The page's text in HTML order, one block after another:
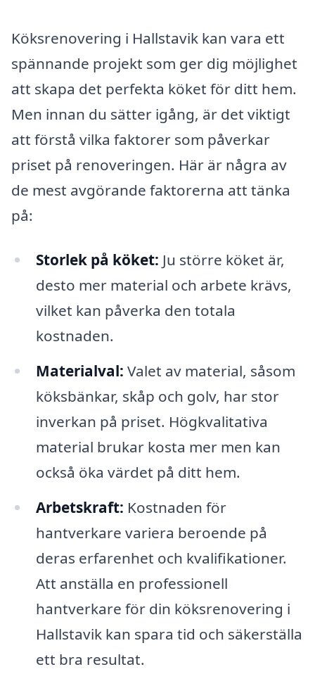
Köksrenovering i Hallstavik kan vara ett
spännande projekt som ger dig möjlighet
att skapa det perfekta köket för ditt hem.
Men innan du sätter igång, är det viktigt
att förstå vilka faktorer som påverkar
priset på renoveringen. Här är några av
de mest avgörande faktorerna att tänka
på:
Storlek på köket: Ju större köket är,
desto mer material och arbete krävs,
vilket kan påverka den totala
kostnaden.
Materialval: Valet av material, såsom
köksbänkar, skåp och golv, har stor
inverkan på priset. Högkvalitativa
material brukar kosta mer men kan
också öka värdet på ditt hem.
Arbetskraft: Kostnaden för
hantverkare variera beroende på
deras erfarenhet och kvalifikationer.
Att anställa en professionell
hantverkare för din köksrenovering i
Hallstavik kan spara tid och säkerställa
ett bra resultat.